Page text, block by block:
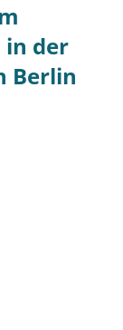
in der
Berlin